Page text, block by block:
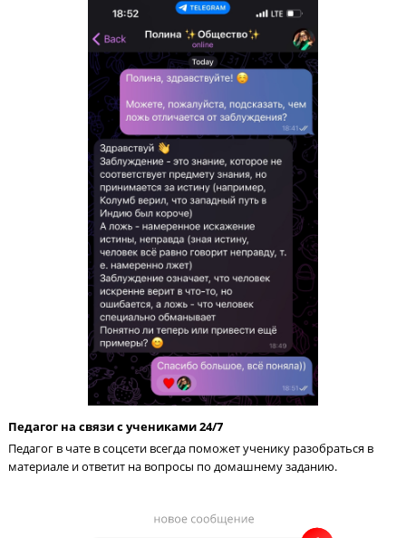
Каждый месяц пробный ОГЭ
Родители и ученик видят динамику роста благодаря
тестам ОГЭ. Мы вовремя выявляем пробелы в предмете,
корректировать обучение.